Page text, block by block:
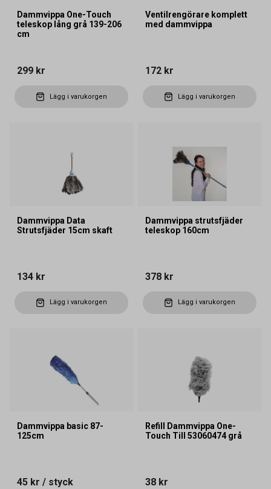
Dammvippa One-Touch
teleskop lång grå 139-206
cm
299 kr
Lägg i varukorgen
Ventilrengörare komplett
med dammvippa
172 kr
Lägg i varukorgen
Dammvippa Data
Strutsfjäder 15cm skaft
134 kr
Lägg i varukorgen
Dammvippa strutsfjäder
teleskop 160cm
378 kr
Lägg i varukorgen
Dammvippa basic 87-
125cm
45 kr / styck
Refill Dammvippa One-
Touch Till 53060474 grå
38 kr